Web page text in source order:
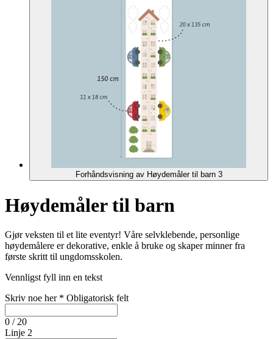
Forhåndsvisning av Høydemåler til barn 3
Høydemåler til barn
Gjør veksten til et lite eventyr! Våre selvklebende, personlige
høydemålere er dekorative, enkle å bruke og skaper minner fra
første skritt til ungdomsskolen.
Vennligst fyll inn en tekst
Skriv noe her * Obligatorisk felt
0 / 20
Linje 2